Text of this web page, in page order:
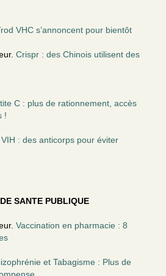
VHC s’annoncent pour bientôt
Crispr : des Chinois utilisent des
C : plus de rationnement, accès
!
VIH : des anticorps pour éviter
SANTE PUBLIQUE
Vaccination en pharmacie : 8
et Tabagisme : Plus de